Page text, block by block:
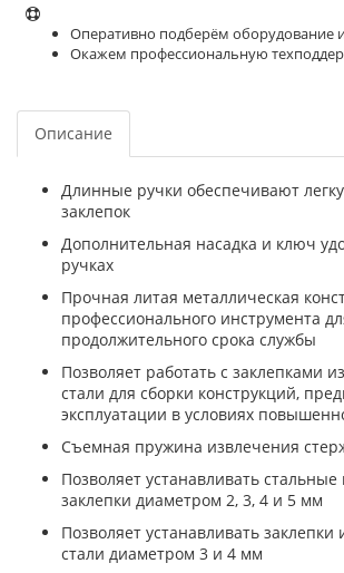
Оперативно подберём оборудование
Окажем профессиональную
Описание
Длинные ручки обеспечивают
заклепок
Дополнительная насадка и ключ
ручках
Прочная литая металлическая
профессионального инструмента
продолжительного срока службы
Позволяет работать с заклепками
стали для сборки конструкций,
эксплуатации в условиях
Съемная пружина извлечения
Позволяет устанавливать
заклепки диаметром 2, 3, 4 и 5 мм
Позволяет устанавливать
стали диаметром 3 и 4 мм